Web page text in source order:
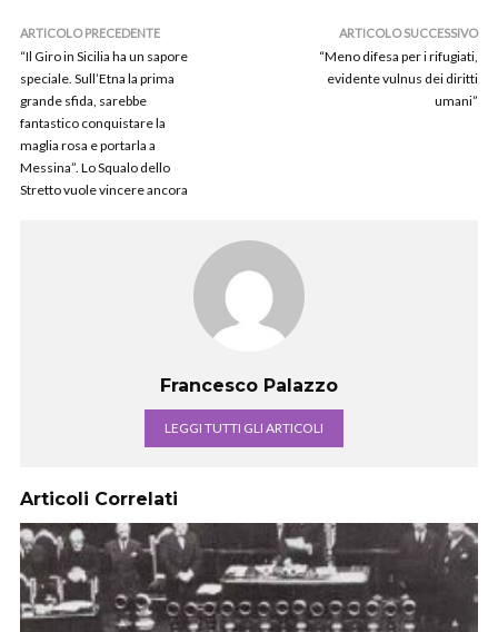
ARTICOLO PRECEDENTE
“Il Giro in Sicilia ha un sapore
speciale. Sull’Etna la prima
grande sfida, sarebbe
fantastico conquistare la
maglia rosa e portarla a
Messina”. Lo Squalo dello
Stretto vuole vincere ancora
ARTICOLO SUCCESSIVO
“Meno difesa per i rifugiati,
evidente vulnus dei diritti
umani”
Francesco Palazzo
LEGGI TUTTI GLI ARTICOLI
Articoli Correlati